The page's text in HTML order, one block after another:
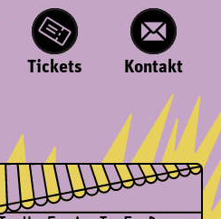
Tickets Kontakt